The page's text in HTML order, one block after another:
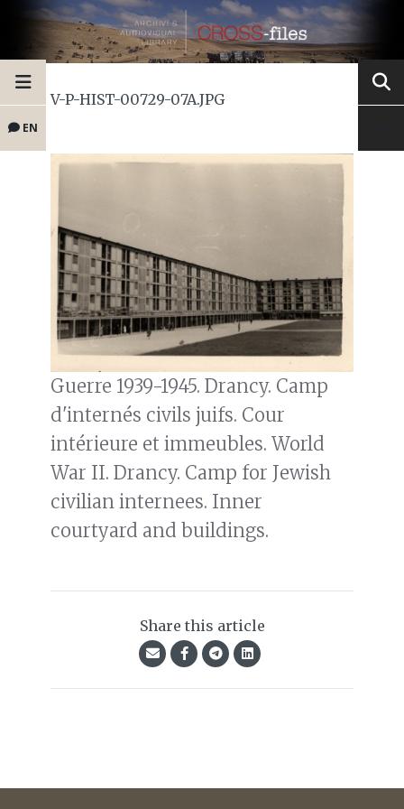
EN
V-P-HIST-00729-07A.JPG
Guerre 1939-1945. Drancy. Camp
d'internés civils juifs. Cour
intérieure et immeubles. World
War II. Drancy. Camp for Jewish
civilian internees. Inner
courtyard and buildings.
Share this article